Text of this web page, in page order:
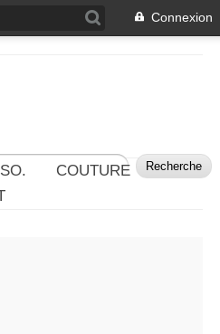
Connexion
COUTURE